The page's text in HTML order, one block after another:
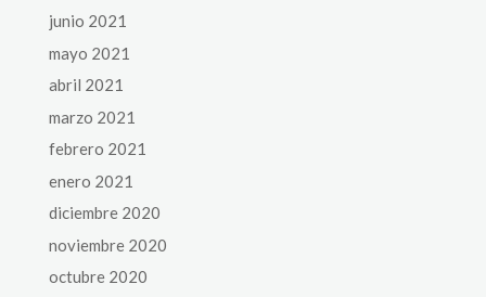
junio 2021
mayo 2021
abril 2021
marzo 2021
febrero 2021
enero 2021
diciembre 2020
noviembre 2020
octubre 2020